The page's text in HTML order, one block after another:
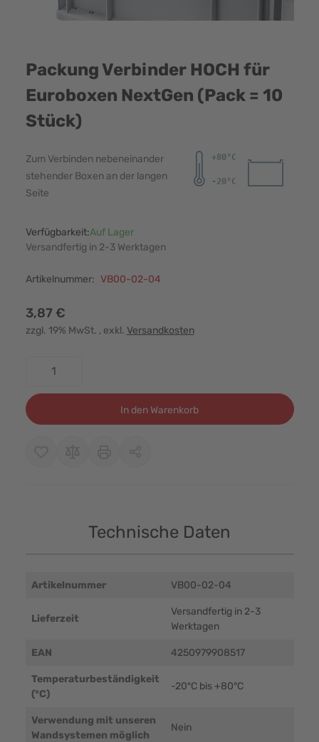
Packung Verbinder HOCH für
Euroboxen NextGen (Pack = 10
Stück)
Zum Verbinden nebeneinander
stehender Boxen an der langen
Seite
Verfügbarkeit:Auf Lager
Versandfertig in 2-3 Werktagen
Artikelnummer: VB00-02-04
3,87 €
zzgl. 19% MwSt. , exkl. Versandkosten
In den Warenkorb
Technische Daten
Artikelnummer VB00-02-04
Lieferzeit
Versandfertig in 2-3
Werktagen
EAN 4250979908517
Temperaturbeständigkeit
(°C)
-20°C bis +80°C
Verwendung mit unseren
Wandsystemen möglich
Nein